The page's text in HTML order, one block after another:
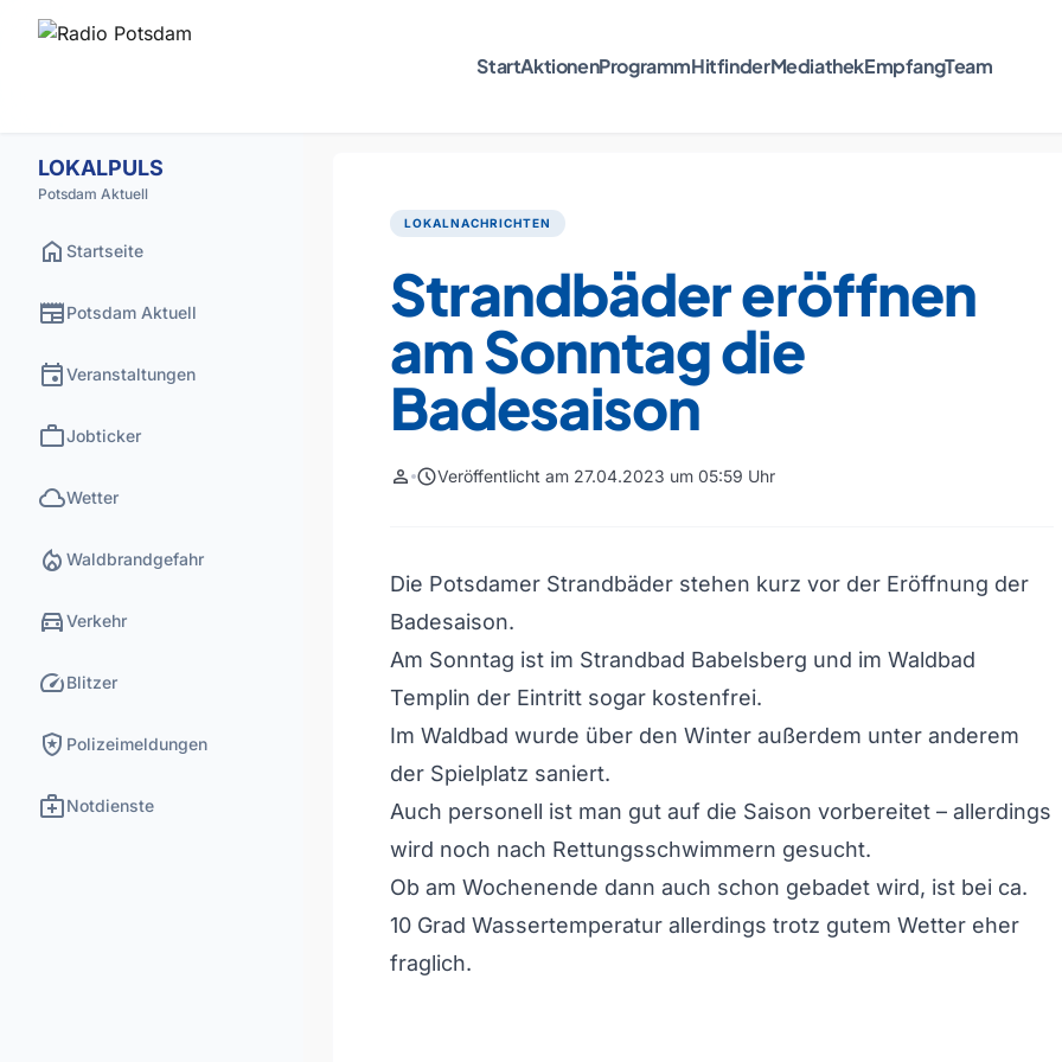
StartAktionenProgrammHitfinderMediathekEmpfangTeam
LOKALPULS
Potsdam Aktuell
home Startseite
newspaperPotsdam Aktuell
eventVeranstaltungen
workJobticker
cloudWetter
local_fire_department Waldbrandgefahr
directions_carVerkehr
speedBlitzer
local_police Polizeimeldungen
medical_servicesNotdienste
LOKALNACHRICHTEN
Strandbäder eröffnen
am Sonntag die
Badesaison
person scheduleVeröffentlicht am 27.04.2023 um 05:59 Uhr
Die Potsdamer Strandbäder stehen kurz vor der Eröffnung der
Badesaison.
Am Sonntag ist im Strandbad Babelsberg und im Waldbad
Templin der Eintritt sogar kostenfrei.
Im Waldbad wurde über den Winter außerdem unter anderem
der Spielplatz saniert.
Auch personell ist man gut auf die Saison vorbereitet – allerdings
wird noch nach Rettungsschwimmern gesucht.
Ob am Wochenende dann auch schon gebadet wird, ist bei ca.
10 Grad Wassertemperatur allerdings trotz gutem Wetter eher
fraglich.